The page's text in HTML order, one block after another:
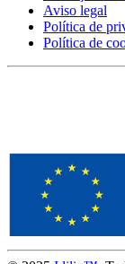
Aviso legal
Política de
Política de